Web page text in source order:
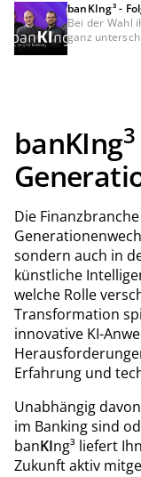
banKIng³ -
Wie Banken
Bei der Wahl
ganz
banKIng3
Die
sondern auch in
künstliche
welche Rolle
Transformation
innovative KI-
Erfahrung und
Unabhängig
im Banking sind
banKIng³ liefert
Zukunft aktiv